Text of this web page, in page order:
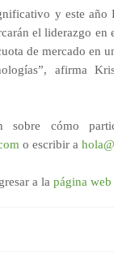
y este
el liderazgo
de mercado en
afirma
sobre cómo
o escribir a
a la página